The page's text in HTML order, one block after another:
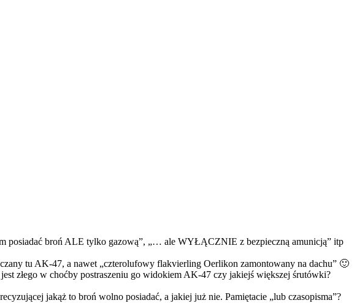
posiadać broń ALE tylko gazową”, „… ale WYŁĄCZNIE z bezpieczną amunicją” itp
tu AK-47, a nawet „czterolufowy flakvierling Oerlikon zamontowany na dachu” 🙂
złego w choćby postraszeniu go widokiem AK-47 czy jakiejś większej śrutówki?
jakąż to broń wolno posiadać, a jakiej już nie. Pamiętacie „lub czasopisma”?